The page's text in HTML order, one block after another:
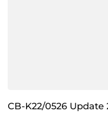
CB-K22/0526 Update